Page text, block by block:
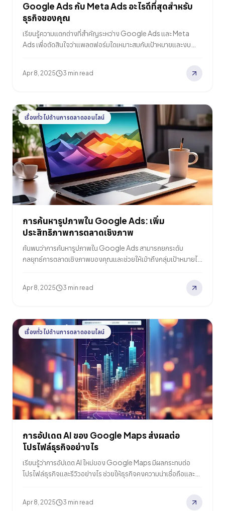
Google Ads กับ Meta Ads อะไรดีที่สุดสำหรับ
ธุรกิจของคุณ
เรียนรู้ความแตกต่างที่สำคัญระหว่าง Google Ads และ Meta
Ads เพื่อตัดสินใจว่าแพลตฟอร์มใดเหมาะสมกับเป้าหมายและงบ
Apr 8, 2025 3 min read
เรื่องทั่วไปด้านการตลาดออนไลน์
การค้นหารูปภาพใน Google Ads: เพิ่ม
ประสิทธิภาพการตลาดเชิงภาพ
ค้นพบว่าการค้นหารูปภาพใน Google Ads สามารถยกระดับ
กลยุทธ์การตลาดเชิงภาพของคุณและช่วยให้เข้าถึงกลุ่มเป้าหมายได้
Apr 8, 2025 3 min read
เรื่องทั่วไปด้านการตลาดออนไลน์
การอัปเดต AI ของ Google Maps ส่งผลต่อ
โปรไฟล์ธุรกิจอย่างไร
เรียนรู้ว่าการอัปเดต AI ใหม่ของ Google Maps มีผลกระทบต่อ
โปรไฟล์ธุรกิจและรีวิวอย่างไร ช่วยให้ธุรกิจคงความน่าเชื่อถือและ
Apr 8, 2025 3 min read